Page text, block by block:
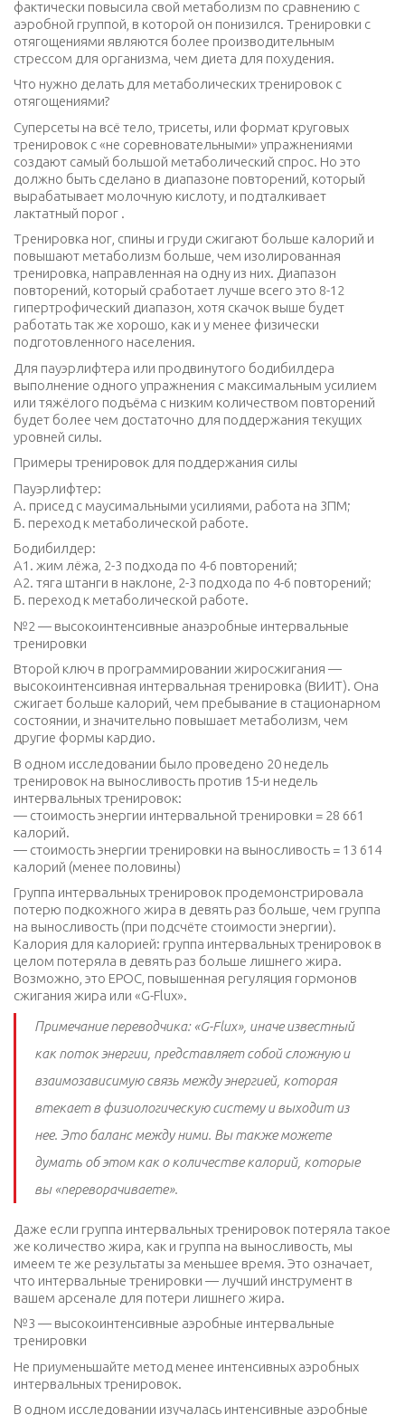
фактически повысила свой метаболизм по сравнению с
аэробной группой, в которой он понизился. Тренировки с
отягощениями являются более производительным
стрессом для организма, чем диета для похудения.
Что нужно делать для метаболических тренировок с
отягощениями?
Суперсеты на всё тело, трисеты, или формат круговых
тренировок с «не соревновательными» упражнениями
создают самый большой метаболический спрос. Но это
должно быть сделано в диапазоне повторений, который
вырабатывает молочную кислоту, и подталкивает
лактатный порог .
Тренировка ног, спины и груди сжигают больше калорий и
повышают метаболизм больше, чем изолированная
тренировка, направленная на одну из них. Диапазон
повторений, который сработает лучше всего это 8-12
гипертрофический диапазон, хотя скачок выше будет
работать так же хорошо, как и у менее физически
подготовленного населения.
Для пауэрлифтера или продвинутого бодибилдера
выполнение одного упражнения с максимальным усилием
или тяжёлого подъёма с низким количеством повторений
будет более чем достаточно для поддержания текущих
уровней силы.
Примеры тренировок для поддержания силы
Пауэрлифтер:
A. присед с маусимальными усилиями, работа на 3ПМ;
Б. переход к метаболической работе.
Бодибилдер:
A1. жим лёжа, 2-3 подхода по 4-6 повторений;
A2. тяга штанги в наклоне, 2-3 подхода по 4-6 повторений;
Б. переход к метаболической работе.
№2 — высокоинтенсивные анаэробные интервальные
тренировки
Второй ключ в программировании жиросжигания —
высокоинтенсивная интервальная тренировка (ВИИТ). Она
сжигает больше калорий, чем пребывание в стационарном
состоянии, и значительно повышает метаболизм, чем
другие формы кардио.
В одном исследовании было проведено 20 недель
тренировок на выносливость против 15-и недель
интервальных тренировок:
— стоимость энергии интервальной тренировки = 28 661
калорий.
— стоимость энергии тренировки на выносливость = 13 614
калорий (менее половины)
Группа интервальных тренировок продемонстрировала
потерю подкожного жира в девять раз больше, чем группа
на выносливость (при подсчёте стоимости энергии).
Калория для калорией: группа интервальных тренировок в
целом потеряла в девять раз больше лишнего жира.
Возможно, это EPOC, повышенная регуляция гормонов
сжигания жира или «G-Flux».
Примечание переводчика: «G-Flux», иначе известный
как поток энергии, представляет собой сложную и
взаимозависимую связь между энергией, которая
втекает в физиологическую систему и выходит из
нее. Это баланс между ними. Вы также можете
думать об этом как о количестве калорий, которые
вы «переворачиваете».
Даже если группа интервальных тренировок потеряла такое
же количество жира, как и группа на выносливость, мы
имеем те же результаты за меньшее время. Это означает,
что интервальные тренировки — лучший инструмент в
вашем арсенале для потери лишнего жира.
№3 — высокоинтенсивные аэробные интервальные
тренировки
Не приуменьшайте метод менее интенсивных аэробных
интервальных тренировок.
В одном исследовании изучалась интенсивные аэробные